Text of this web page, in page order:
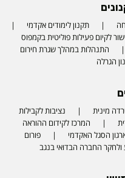
תקנון לימודים אקדמי
לקיום פעילות פוליטית בקמפוס
התנהלות במהלך שגרת חירום
הגרלה
מינית
נציבות לקבילות
המרכז לקידום ההוראה
הסגל האקדמי
פורום
ולחקר החברה הבדואי בנגב